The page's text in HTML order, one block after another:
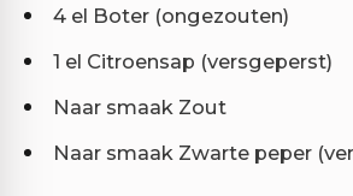
4 el Boter (ongezouten)
1 el Citroensap (versgeperst)
Naar smaak Zout
Naar smaak Zwarte peper